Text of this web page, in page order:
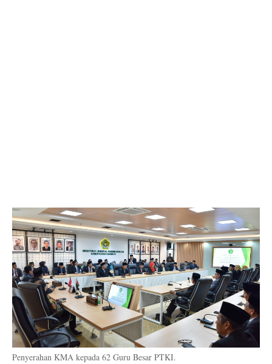
Penyerahan KMA kepada 62 Guru Besar PTKI.